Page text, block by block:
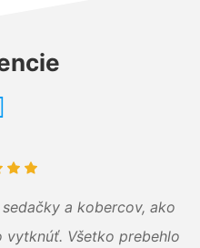
a kobercov, ako
vytknúť. Všetko prebehlo